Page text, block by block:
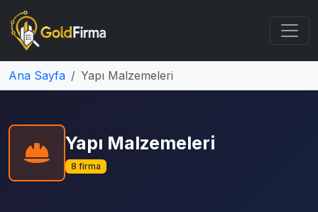
Ana Sayfa Yapı Malzemeleri
Yapı Malzemeleri
8 firma